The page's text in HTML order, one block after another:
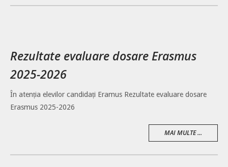
Rezultate evaluare dosare Erasmus
2025-2026
În atenția elevilor candidați Eramus Rezultate evaluare dosare
Erasmus 2025-2026
MAI MULTE ...